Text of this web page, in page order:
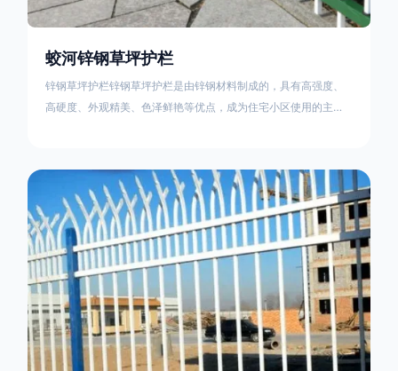
蛟河锌钢草坪护栏
锌钢草坪护栏锌钢草坪护栏是由锌钢材料制成的，具有高强度、
高硬度、外观精美、色泽鲜艳等优点，成为住宅小区使用的主流
的使用方法主要是应用在人员行走的边界处，这就需要锌钢草坪
护栏产品的表面设计较为圆滑，减少人员不小心碰触锌钢草坪护
栏产品的伤害值。在安装前，土木建筑为砖砌或混凝土浇筑奠定
了的基础